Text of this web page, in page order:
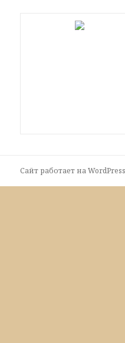
Сайт работает на WordPress